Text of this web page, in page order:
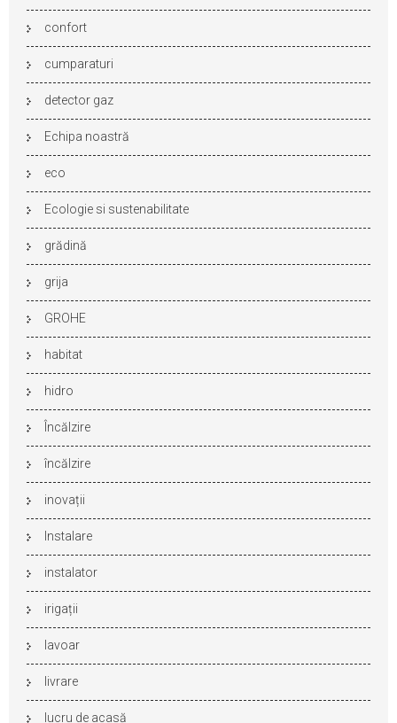
confort
cumparaturi
detector gaz
Echipa noastră
eco
Ecologie si sustenabilitate
grădină
grija
GROHE
habitat
hidro
Încălzire
încălzire
inovații
Instalare
instalator
irigații
lavoar
livrare
lucru de acasă